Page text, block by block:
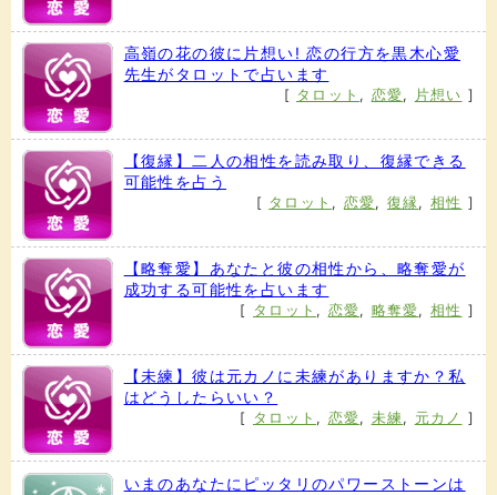
高嶺の花の彼に片想い! 恋の行方を黒木心愛
先生がタロットで占います
[ タロット , 恋愛, 片想い ]
【復縁】二人の相性を読み取り、復縁できる
可能性を占う
[ タロット , 恋愛, 復縁, 相性 ]
【略奪愛】あなたと彼の相性から、略奪愛が
成功する可能性を占います
[ タロット , 恋愛, 略奪愛, 相性 ]
【未練】彼は元カノに未練がありますか？私
はどうしたらいい？
[ タロット , 恋愛, 未練 , 元カノ ]
いまのあなたにピッタリのパワーストーンは